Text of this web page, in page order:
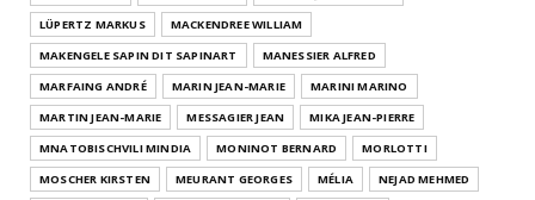
LÜPERTZ MARKUS
MACKENDREE WILLIAM
MAKENGELE SAPIN DIT SAPINART
MANESSIER ALFRED
MARFAING ANDRÉ
MARIN JEAN-MARIE
MARINI MARINO
MARTIN JEAN-MARIE
MESSAGIER JEAN
MIKA JEAN-PIERRE
MNATOBISCHVILI MINDIA
MONINOT BERNARD
MORLOTTI
MOSCHER KIRSTEN
MEURANT GEORGES MÉLIA
NEJAD MEHMED